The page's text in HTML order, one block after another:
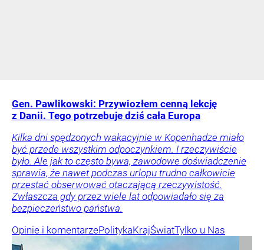
Gen. Pawlikowski: Przywiozłem cenną lekcję
z Danii. Tego potrzebuje dziś cała Europa
Kilka dni spędzonych wakacyjnie w Kopenhadze miało
być przede wszystkim odpoczynkiem. I rzeczywiście
było. Ale jak to często bywa, zawodowe doświadczenie
sprawia, że nawet podczas urlopu trudno całkowicie
przestać obserwować otaczającą rzeczywistość.
Zwłaszcza gdy przez wiele lat odpowiadało się za
bezpieczeństwo państwa.
Opinie i komentarzePolitykaKrajŚwiatTylko u Nas